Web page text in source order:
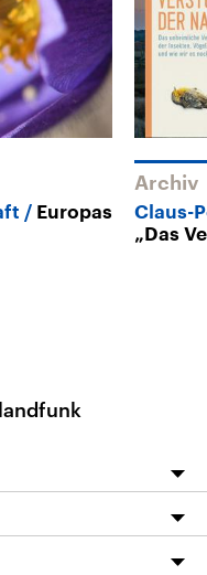
Europas
Archiv
Claus-
„Das